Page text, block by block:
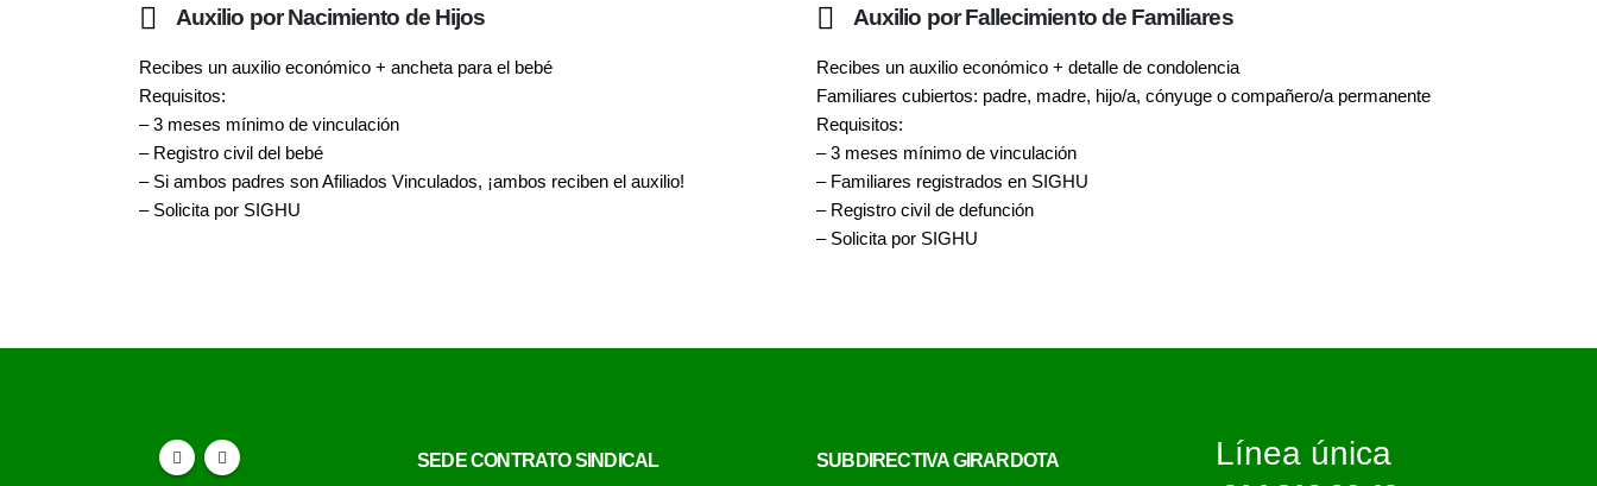
Auxilio por Nacimiento de Hijos
Recibes un auxilio económico + ancheta para el bebé
Requisitos:
– 3 meses mínimo de vinculación
– Registro civil del bebé
– Si ambos padres son Afiliados Vinculados, ¡ambos reciben el auxilio!
– Solicita por SIGHU
Auxilio por Fallecimiento de Familiares
Recibes un auxilio económico + detalle de condolencia
Familiares cubiertos: padre, madre, hijo/a, cónyuge o compañero/a permanente
Requisitos:
– 3 meses mínimo de vinculación
– Familiares registrados en SIGHU
– Registro civil de defunción
– Solicita por SIGHU
SEDE CONTRATO SINDICAL SUBDIRECTIVA GIRARDOTA Línea única